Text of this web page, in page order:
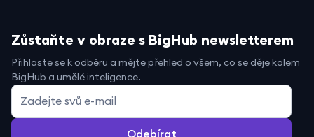
Zůstaňte v obraze s BigHub newsletterem
Přihlaste se k odběru a mějte přehled o všem, co se děje kolem
BigHub a umělé inteligence.